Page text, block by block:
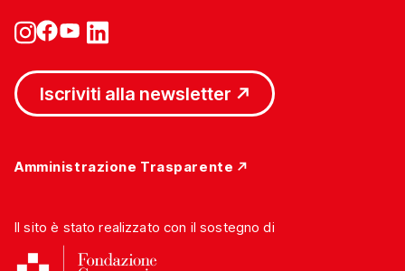
Iscriviti alla newsletter
Amministrazione Trasparente
Il sito è stato realizzato con il sostegno di